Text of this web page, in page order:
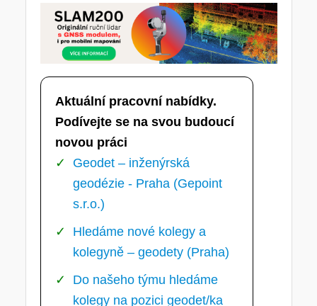
Aktuální pracovní nabídky.
Podívejte se na svou budoucí
novou práci
Geodet – inženýrská
geodézie - Praha (Gepoint
s.r.o.)
Hledáme nové kolegy a
kolegyně – geodety (Praha)
Do našeho týmu hledáme
kolegy na pozici geodet/ka